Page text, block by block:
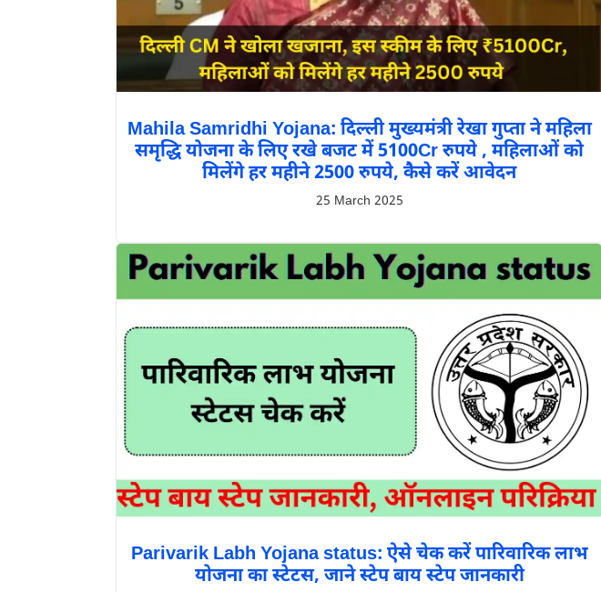
Mahila Samridhi Yojana: दिल्ली मुख्यमंत्री रेखा गुप्ता ने महिला
समृद्धि योजना के लिए रखे बजट में 5100Cr रुपये , महिलाओं को
मिलेंगे हर महीने 2500 रुपये, कैसे करें आवेदन
25 March 2025
Parivarik Labh Yojana status: ऐसे चेक करें पारिवारिक लाभ
योजना का स्टेटस, जाने स्टेप बाय स्टेप जानकारी